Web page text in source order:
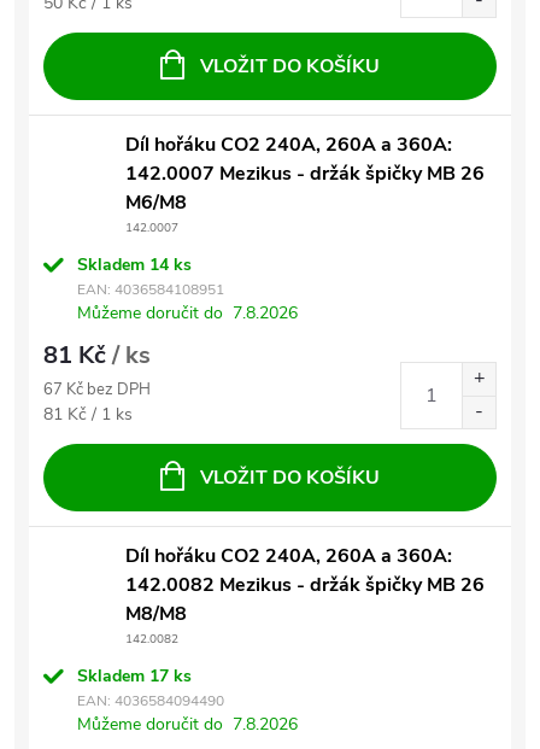
VLOŽIT DO KOŠÍKU
Díl hořáku CO2 240A, 260A a 360A:
142.0007 Mezikus - držák špičky MB 26
M6/M8
142.0007
Skladem 14 ks
EAN: 4036584108951
Můžeme doručit do 7.8.2026
81 Kč/ ks
67 Kč bez DPH
Měrná cena:
81 Kč / 1 ks
VLOŽIT DO KOŠÍKU
Díl hořáku CO2 240A, 260A a 360A:
142.0082 Mezikus - držák špičky MB 26
M8/M8
142.0082
Skladem 17 ks
EAN: 4036584094490
Můžeme doručit do 7.8.2026